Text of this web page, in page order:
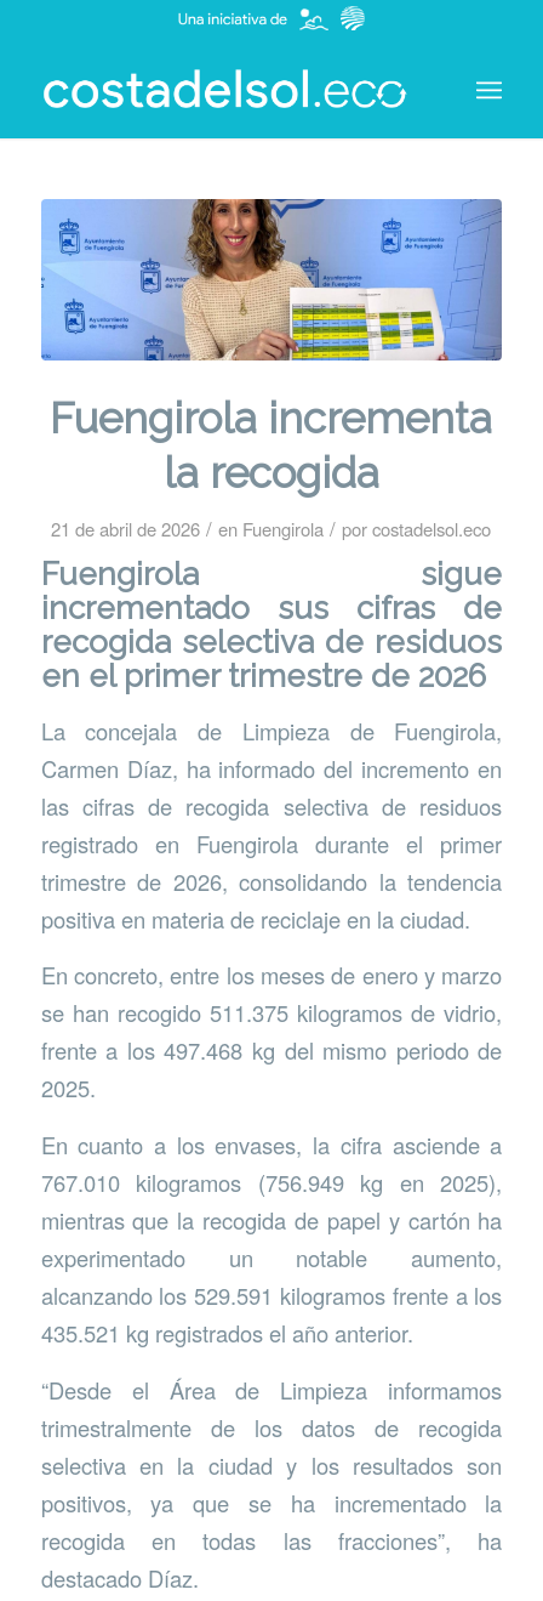
Fuengirola incrementa
la recogida
21 de abril de 2026 / en Fuengirola / porcostadelsol.eco
Fuengirola sigue
incrementado sus cifras de
recogida selectiva de residuos
en el primer trimestre de 2026
La concejala de Limpieza de Fuengirola,
Carmen Díaz, ha informado del incremento en
las cifras de recogida selectiva de residuos
registrado en Fuengirola durante el primer
trimestre de 2026, consolidando la tendencia
positiva en materia de reciclaje en la ciudad.
En concreto, entre los meses de enero y marzo
se han recogido 511.375 kilogramos de vidrio,
frente a los 497.468 kg del mismo periodo de
2025.
En cuanto a los envases, la cifra asciende a
767.010 kilogramos (756.949 kg en 2025),
mientras que la recogida de papel y cartón ha
experimentado un notable aumento,
alcanzando los 529.591 kilogramos frente a los
435.521 kg registrados el año anterior.
“Desde el Área de Limpieza informamos
trimestralmente de los datos de recogida
selectiva en la ciudad y los resultados son
positivos, ya que se ha incrementado la
recogida en todas las fracciones”, ha
destacado Díaz.